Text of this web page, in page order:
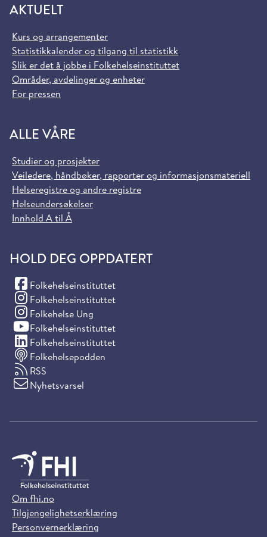
AKTUELT
Kurs og arrangementer
Statistikkalender og tilgang til statistikk
Slik er det å jobbe i Folkehelseinstituttet
Områder, avdelinger og enheter
For pressen
ALLE VÅRE
Studier og prosjekter
Veiledere, håndbøker, rapporter og informasjonsmateriell
Helseregistre og andre registre
Helseundersøkelser
Innhold A til Å
HOLD DEG OPPDATERT
Folkehelseinstituttet
(Facebook)
Folkehelseinstituttet
(Instagram)
Folkehelse Ung
(Instagram)
Folkehelseinstituttet
(YouTube)
Folkehelseinstituttet
(LinkedIn)
Folkehelsepodden
RSS
Nyhetsvarsel
Om fhi.no
Tilgjengelighetserklæring
Personvernerklæring